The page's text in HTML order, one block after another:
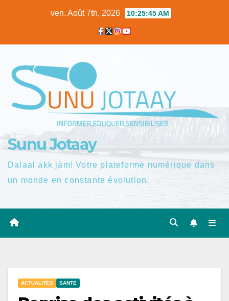
ven. Août 7th, 2026 10:25:46 AM
Sunu Jotaay
Dalaal akk jàm! Votre plateforme numérique dans
un monde en constante évolution.
ACTUALITÉS SANTE